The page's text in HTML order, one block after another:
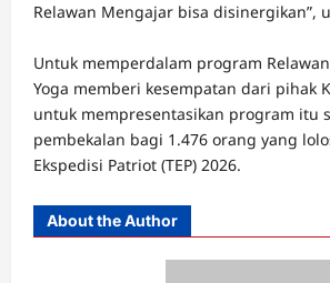
Relawan Mengajar bisa disinergikan”,
Untuk memperdalam program
Yoga memberi kesempatan dari pihak
untuk mempresentasikan program itu
pembekalan bagi 1.476 orang yang
Ekspedisi Patriot (TEP) 2026.
About the Author